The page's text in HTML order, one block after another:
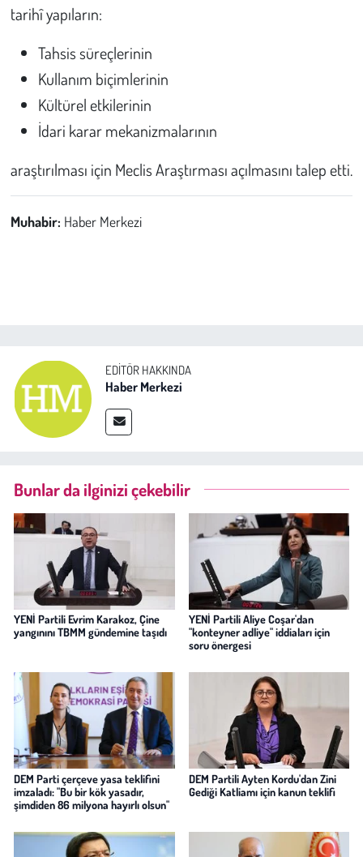
tarihî yapıların:
Tahsis süreçlerinin
Kullanım biçimlerinin
Kültürel etkilerinin
İdari karar mekanizmalarının
araştırılması için Meclis Araştırması açılmasını talep etti.
Muhabir: Haber Merkezi
EDITÖR HAKKINDA
Haber Merkezi
Bunlar da ilginizi çekebilir
YENİ Partili Evrim Karakoz, Çine
yangınını TBMM gündemine taşıdı
YENİ Partili Aliye Coşar'dan
"konteyner adliye" iddiaları için
soru önergesi
DEM Parti çerçeve yasa teklifini
imzaladı: "Bu bir kök yasadır,
şimdiden 86 milyona hayırlı olsun"
DEM Partili Ayten Kordu'dan Zini
Gediği Katliamı için kanun teklifi